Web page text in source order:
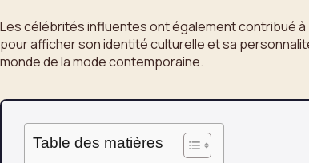
Les célébrités influentes ont également contribué
pour afficher son identité culturelle et sa
monde de la mode contemporaine.
Table des matières